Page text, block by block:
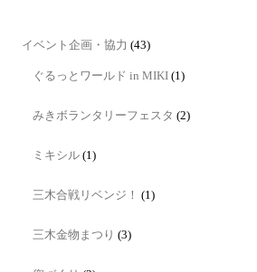
イベント企画・協力 (43)
ぐるっとワールド in MIKI (1)
みきボランタリーフェスタ (2)
ミキシル (1)
三木合戦リベンジ！ (1)
三木金物まつり (3)